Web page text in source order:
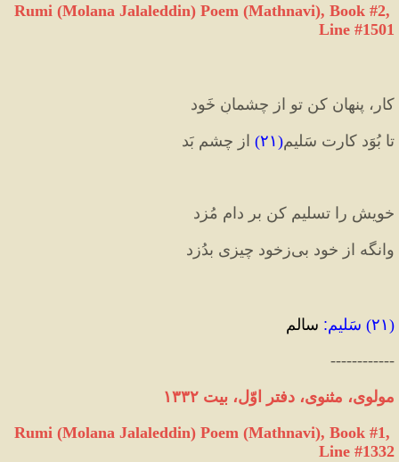
Rumi (Molana Jalaleddin) Poem (Mathnavi), Book #2,
Line #1501
کار، پنهان کن تو از چشمانِ خَود
تا بُوَد کارت سَلیم(۲۱) از چشمِ بَد
خویش را تسلیم کن بر دامِ مُزد
وانگه از خود بی‏‌زخود چیزی بدُزد
(۲۱) سَلیم: سالم
------------
مولوی، مثنوی، دفتر اوّل، بیت ۱۳۳۲
Rumi (Molana Jalaleddin) Poem (Mathnavi), Book #1,
Line #1332